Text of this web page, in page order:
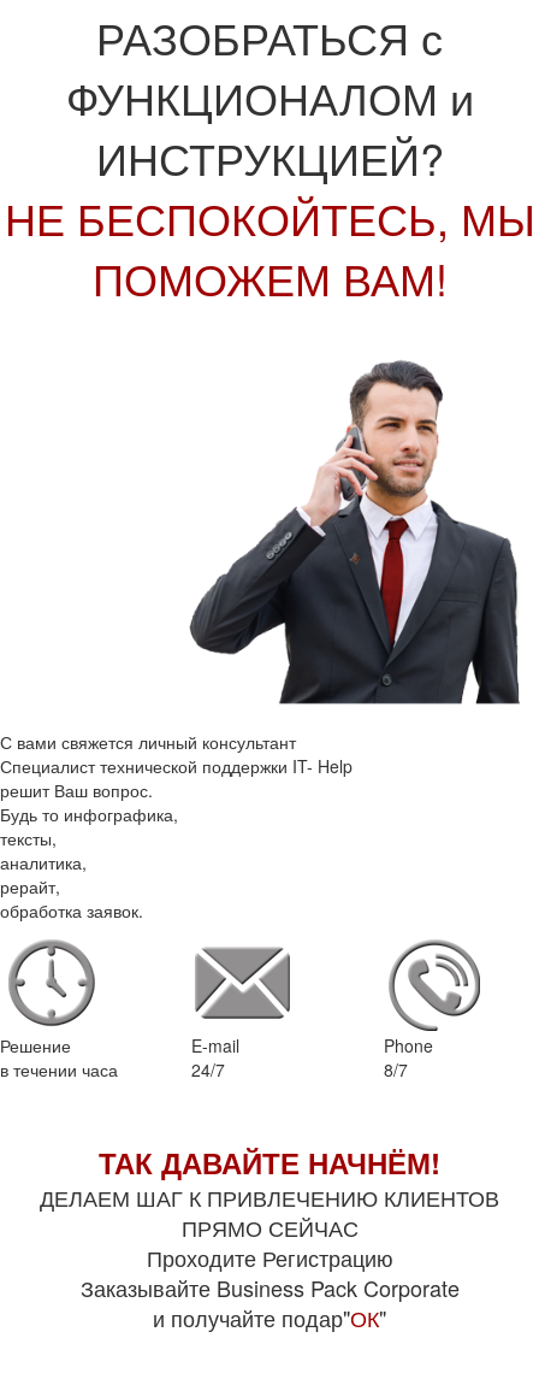
РАЗОБРАТЬСЯ с
ФУНКЦИОНАЛОМ и
ИНСТРУКЦИЕЙ?
НЕ БЕСПОКОЙТЕСЬ, МЫ
ПОМОЖЕМ ВАМ!
С вами свяжется личный консультант
Специалист технической поддержки IT- Help
решит Ваш вопрос.
Будь то инфографика,
тексты,
аналитика,
рерайт,
обработка заявок.
Решение
в течении часа
E-mail
24/7
Phone
8/7
ТАК ДАВАЙТЕ НАЧНЁМ!
ДЕЛАЕМ ШАГ К ПРИВЛЕЧЕНИЮ КЛИЕНТОВ
ПРЯМО СЕЙЧАС
Проходите Регистрацию
Заказывайте Business Pack Corporate
и получайте подар"ОК"